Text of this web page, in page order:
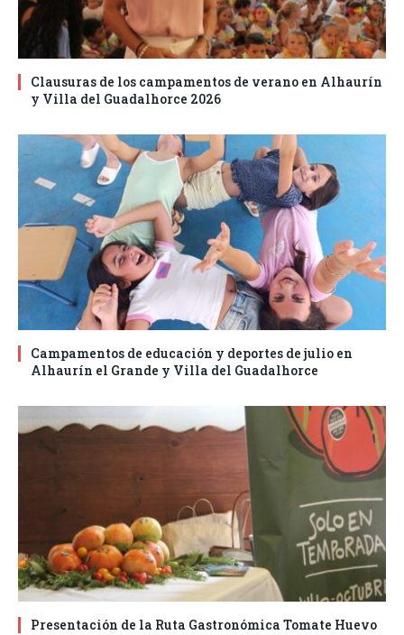
Clausuras de los campamentos de verano en Alhaurín
y Villa del Guadalhorce 2026
Campamentos de educación y deportes de julio en
Alhaurín el Grande y Villa del Guadalhorce
Presentación de la Ruta Gastronómica Tomate Huevo